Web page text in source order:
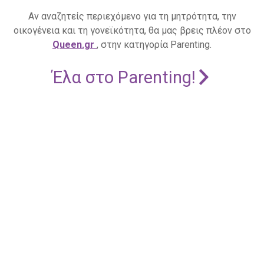
Αν αναζητείς περιεχόμενο για τη μητρότητα, την
οικογένεια και τη γονεϊκότητα, θα μας βρεις πλέον στο
Queen.gr , στην κατηγορία Parenting.
Έλα στο Parenting!